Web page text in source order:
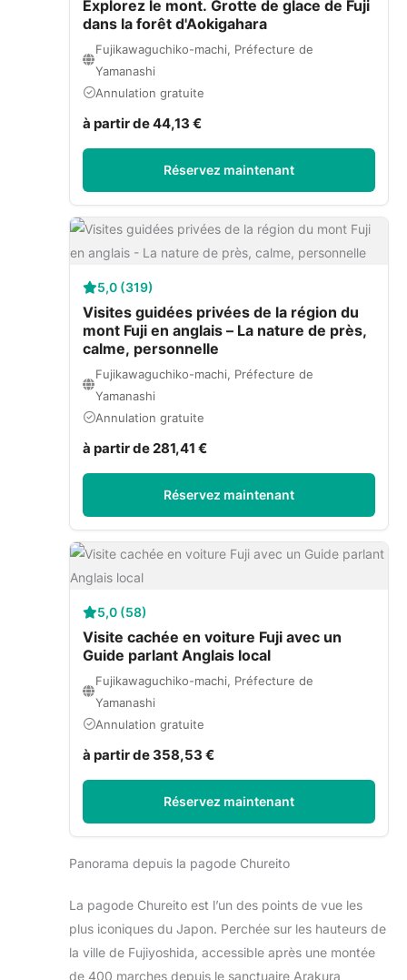
Explorez le mont. Grotte de glace de Fuji
dans la forêt d'Aokigahara
Fujikawaguchiko-machi, Préfecture de
Yamanashi
Annulation gratuite
à partir de 44,13 €
Réservez maintenant
5,0 (319)
Visites guidées privées de la région du
mont Fuji en anglais – La nature de près,
calme, personnelle
Fujikawaguchiko-machi, Préfecture de
Yamanashi
Annulation gratuite
à partir de 281,41 €
Réservez maintenant
5,0 (58)
Visite cachée en voiture Fuji avec un
Guide parlant Anglais local
Fujikawaguchiko-machi, Préfecture de
Yamanashi
Annulation gratuite
à partir de 358,53 €
Réservez maintenant
Panorama depuis la pagode Chureito
La pagode Chureito est l’un des points de vue les
plus iconiques du Japon. Perchée sur les hauteurs de
la ville de Fujiyoshida, accessible après une montée
de 400 marches depuis le sanctuaire Arakura